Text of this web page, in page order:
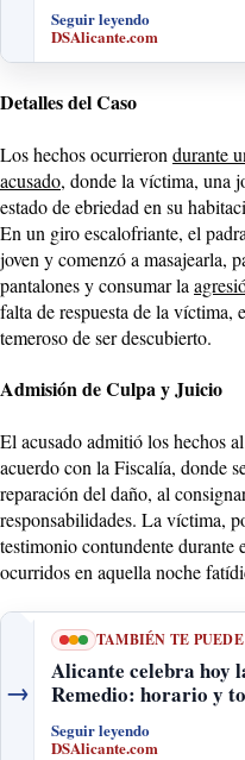
Seguir leyendo
DSAlicante.com
Detalles del Caso
Los hechos ocurrieron durante
acusado, donde la víctima, una
estado de ebriedad en su
En un giro escalofriante, el
joven y comenzó a masajearla,
pantalones y consumar la
falta de respuesta de la víctima,
temeroso de ser descubierto.
Admisión de Culpa y Juicio
El acusado admitió los hechos
acuerdo con la Fiscalía, donde
reparación del daño, al
responsabilidades. La víctima,
testimonio contundente
ocurridos en aquella noche
→
TAMBIÉN TE
Alicante celebra hoy
Remedio: horario y
Seguir leyendo
DSAlicante.com